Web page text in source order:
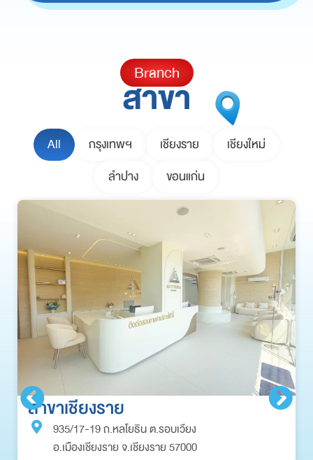
Branch
สาขา
All กรุงเทพฯ เชียงราย
เชียงใหม่
ลำปาง
ขอนแก่น
สาขาเชียงราย
935/17-19 ถ.หลโยธิน ต.รอบเวียง
อ.เมืองเชียงราย จ.เชียงราย 57000